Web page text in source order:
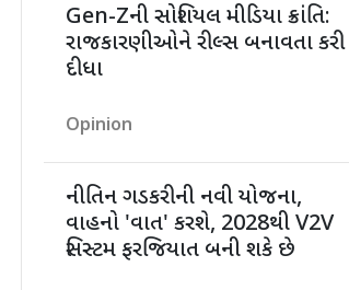
Gen-Zની સોશિયલ મીડિયા ક્રાંતિ:
રાજકારણીઓને રીલ્સ બનાવતા કરી
દીધા
Opinion
નીતિન ગડકરીની નવી યોજના,
વાહનો 'વાત' કરશે, 2028થી V2V
સિસ્ટમ ફરજિયાત બની શકે છે